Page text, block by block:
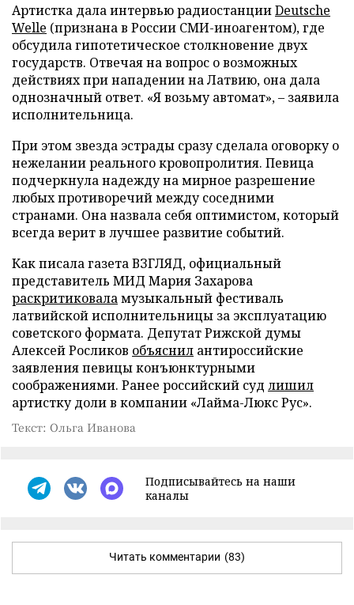
Артистка дала интервью радиостанцииDeutsche
Welle (признана в России СМИ-иноагентом), где
обсудила гипотетическое столкновение двух
государств. Отвечая на вопрос о возможных
действиях при нападении на Латвию, она дала
однозначный ответ. «Я возьму автомат», – заявила
исполнительница.
При этом звезда эстрады сразу сделала оговорку о
нежелании реального кровопролития. Певица
подчеркнула надежду на мирное разрешение
любых противоречий между соседними
странами. Она назвала себя оптимистом, который
всегда верит в лучшее развитие событий.
Как писала газета ВЗГЛЯД, официальный
представитель МИД Мария Захарова
раскритиковаламузыкальный фестиваль
латвийской исполнительницы за эксплуатацию
советского формата. Депутат Рижской думы
Алексей Росликов объяснил антироссийские
заявления певицы конъюнктурными
соображениями. Ранее российский суд лишил
артистку доли в компании «Лайма-Люкс Рус».
Текст: Ольга Иванова
Подписывайтесь на наши
каналы
Читать комментарии (83)